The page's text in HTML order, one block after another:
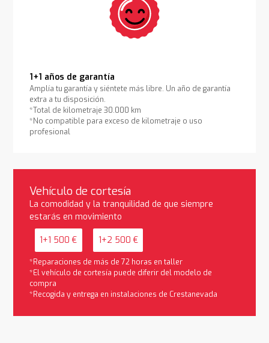
1+1 años de garantía
Amplía tu garantía y siéntete más libre. Un año de garantía
extra a tu disposición.
*Total de kilometraje 30.000 km
*No compatible para exceso de kilometraje o uso
profesional
Vehículo de cortesía
La comodidad y la tranquilidad de que siempre
estarás en movimiento
1+1 500 € 1+2 500 €
*Reparaciones de más de 72 horas en taller
*El vehículo de cortesía puede diferir del modelo de
compra
*Recogida y entrega en instalaciones de Crestanevada